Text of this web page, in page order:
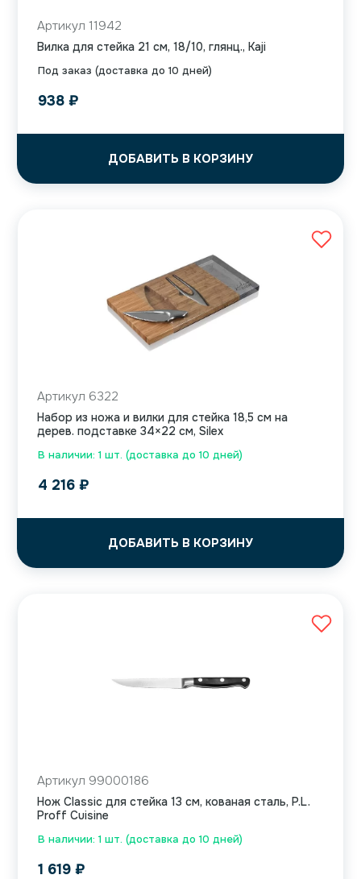
Под заказ (доставка до 10 дней)
Артикул 11942
Вилка для стейка 21 см, 18/10, глянц., Kaji
938 ₽
ДОБАВИТЬ В КОРЗИНУ
В наличии: 1 шт. (доставка до 10 дней)
Артикул 6322
Набор из ножа и вилки для стейка 18,5 см на
дерев. подставке 34×22 см, Silex
4 216 ₽
ДОБАВИТЬ В КОРЗИНУ
В наличии: 1 шт. (доставка до 10 дней)
Артикул 99000186
Нож Classic для стейка 13 см, кованая сталь, P.L.
Proff Cuisine
1 619 ₽